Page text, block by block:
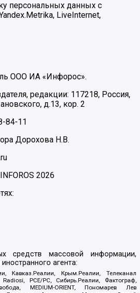
персональных данных с
LiveInternet,
ООО ИА «Инфорос».
редакции: 117218, Россия,
д.13, кор. 2
84-11
Дорохова Н.В.
INFOROS 2026
средств массовой информации,
агента:
Кавказ.Реалии, Крым.Реалии, Телеканал
PCE/PC, Сибирь.Реалии, Фактограф,
MEDIUM-ORIENT, Пономарев Лев